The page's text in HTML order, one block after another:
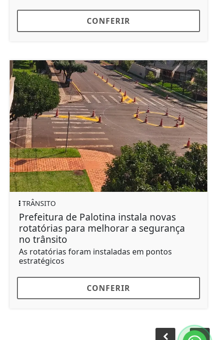
CONFERIR
TRÂNSITO
Prefeitura de Palotina instala novas
rotatórias para melhorar a segurança
no trânsito
As rotatórias foram instaladas em pontos
estratégicos
CONFERIR